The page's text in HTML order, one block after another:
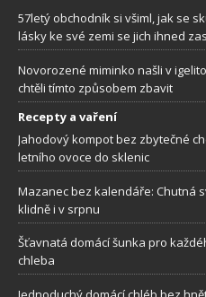
57letý obchodník si všiml, jak se
lásky ke své zemi se jich ihned
Novorozené miminko našli v
chtěli tímto způsobem zbavit
Recepty a vaření
Jahodový kompot bez zbytečné
letního ovoce do sklenic
Mazanec bez kalendáře: Chutná
klidně i v srpnu
Šťavnatá domácí šunka pro
chleba